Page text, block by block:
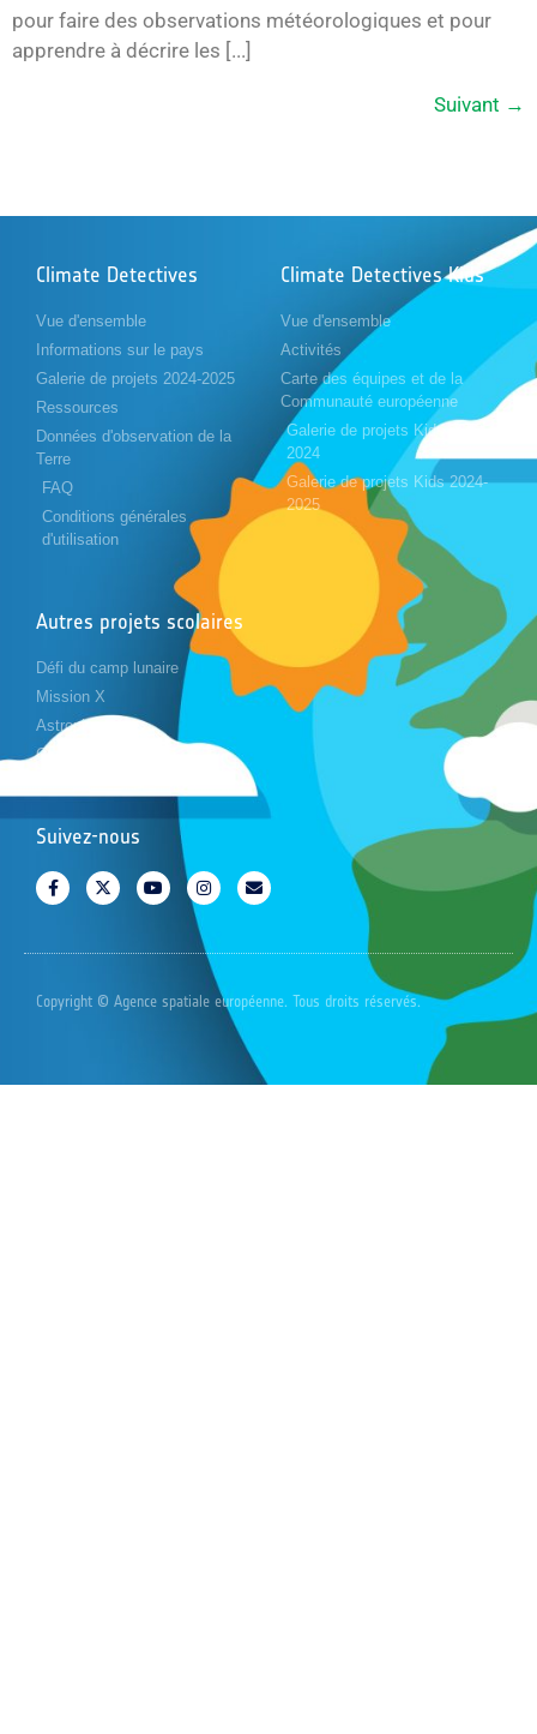
pour faire des observations météorologiques et pour
apprendre à décrire les [...]
Suivant →
Climate Detectives
Vue d'ensemble
Informations sur le pays
Galerie de projets 2024-2025
Ressources
Données d'observation de la
Terre
FAQ
Conditions générales
d'utilisation
Climate Detectives Kids
Vue d'ensemble
Activités
Carte des équipes et de la
Communauté européenne
Galerie de projets Kids 2023-
2024
Galerie de projets Kids 2024-
2025
Autres projets scolaires
Défi du camp lunaire
Mission X
Astropi
Cansat
Suivez-nous
Copyright © Agence spatiale européenne. Tous droits réservés.